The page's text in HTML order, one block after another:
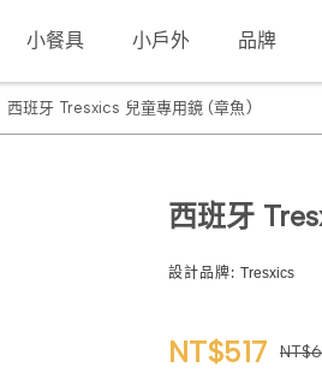
小餐具 小戶外 品牌
西班牙 Tresxics 兒童專用鏡 (章魚)
西班牙
設計品牌: Tresxics
NT$517